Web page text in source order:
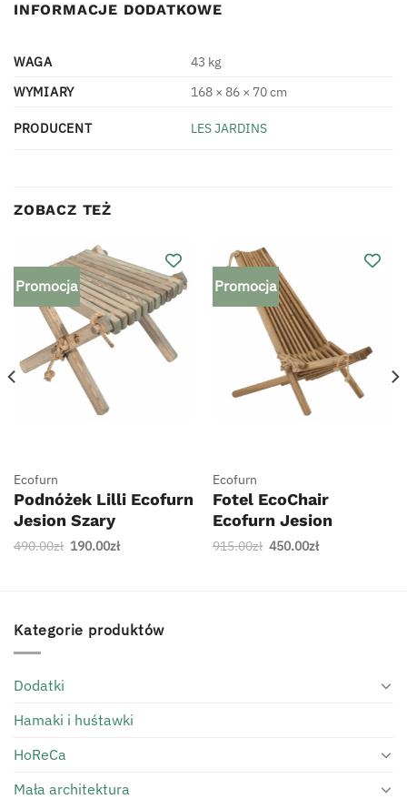
INFORMACJE DODATKOWE
WAGA
43 kg
WYMIARY
168 × 86 × 70 cm
PRODUCENT LES JARDINS
ZOBACZ TEŻ
Promocja
Ecofurn
Podnóżek Lilli Ecofurn
Jesion Szary
490.00zł Pierwotna
190.00złAktualna
Promocja
Ecofurn
Fotel EcoChair
Ecofurn Jesion
Brązowy
915.00zł Pierwotna
450.00złAktualna
Kategorie produktów
Dodatki
Hamaki i huśtawki
HoReCa
Mała architektura